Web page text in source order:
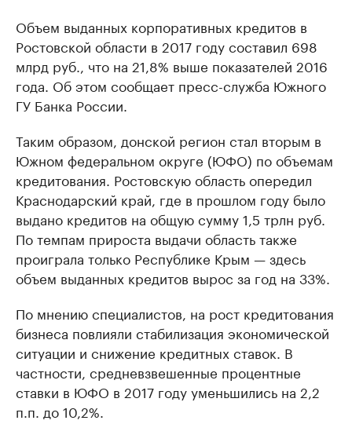
Объем выданных корпоративных кредитов в
Ростовской области в 2017 году составил 698
млрд руб., что на 21,8% выше показателей 2016
года. Об этом сообщает пресс-служба Южного
ГУ Банка России.
Таким образом, донской регион стал вторым в
Южном федеральном округе (ЮФО) по объемам
кредитования. Ростовскую область опередил
Краснодарский край, где в прошлом году было
выдано кредитов на общую сумму 1,5 трлн руб.
По темпам прироста выдачи область также
проиграла только Республике Крым — здесь
объем выданных кредитов вырос за год на 33%.
По мнению специалистов, на рост кредитования
бизнеса повлияли стабилизация экономической
ситуации и снижение кредитных ставок. В
частности, средневзвешенные процентные
ставки в ЮФО в 2017 году уменьшились на 2,2
п.п. до 10,2%.